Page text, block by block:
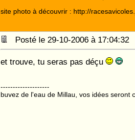
site photo à découvrir : http://
Posté le 29-10-2006 à
et trouve, tu seras pas déçu
--------------------
buvez de l'eau de Millau, vos idées seront